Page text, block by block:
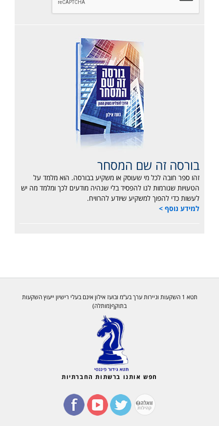
בורסה זה שם המסחר
זהו ספר חובה לכל מי שעוסק או משקיע בבורסה. הוא מלמד על
הטעויות שגורמות לנו להפסיד בלי שנהיה מודעים לכך ומלמד מה יש
לעשות כדי להפוך למשקיע שיודע להרוויח.
למידע נוסף >
תטא 1 השקעות וניירות ערך בע”מ ובועז אילון אינם בעלי רישיון ייעוץ השקעות
בתוקף(מותלה)
חפש אותנו ברשתות החברתיות